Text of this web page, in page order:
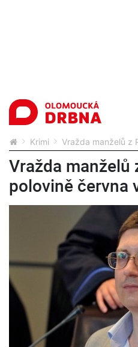
Krimi Vražda manželů z
Vražda manželů
polovině června